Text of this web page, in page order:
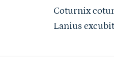
Coturnix
Lanius